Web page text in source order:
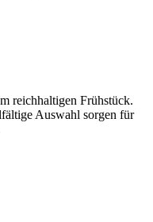
reichhaltigen Frühstück.
Auswahl sorgen für